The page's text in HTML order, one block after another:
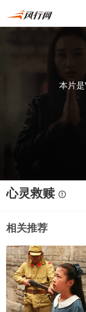
本片
心灵救赎
相关推荐